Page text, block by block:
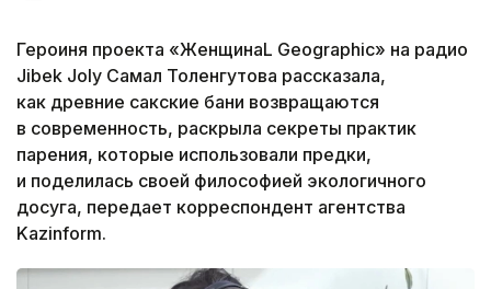
Героиня проекта «ЖенщинаL Geographic» на радио
Jibek Joly Самал Толенгутова рассказала,
как древние сакские бани возвращаются
в современность, раскрыла секреты практик
парения, которые использовали предки,
и поделилась своей философией экологичного
досуга, передает корреспондент агентства
Kazinform.